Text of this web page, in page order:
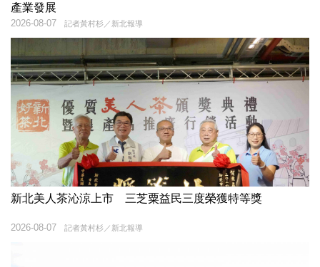
產業發展
記者黃村杉／新北報導
2026-08-07
新北美人茶沁涼上市 三芝粟益民三度榮獲特等獎
記者黃村杉／新北報導
2026-08-07